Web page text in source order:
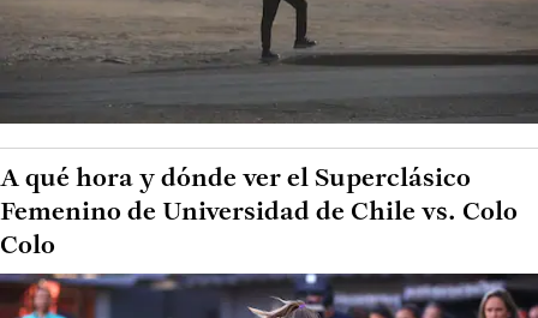
A qué hora y dónde ver el Superclásico
Femenino de Universidad de Chile vs. Colo
Colo